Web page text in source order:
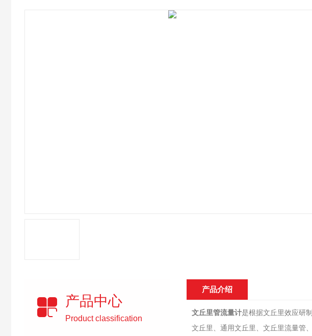
产品中心
Product classification
产品介绍
文丘里管流量计是根据文丘里效应研
文丘里、通用文丘里、文丘里流量管